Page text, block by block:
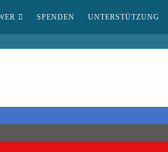
SPENDEN UNTERSTÜTZUNG